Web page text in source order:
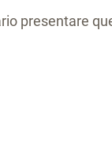
presentare